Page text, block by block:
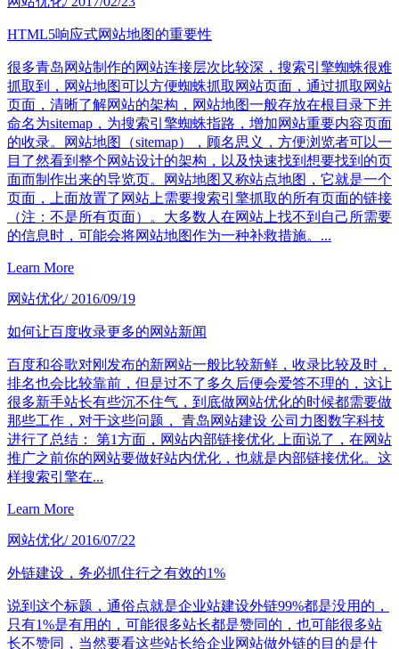
HTML5响应式网站地图的重要性
很多青岛网站制作的网站连接层次比较深，搜索引擎蜘蛛很难
抓取到，网站地图可以方便蜘蛛抓取网站页面，通过抓取网站
页面，清晰了解网站的架构，网站地图一般存放在根目录下并
命名为sitemap，为搜索引擎蜘蛛指路，增加网站重要内容页面
的收录。网站地图（sitemap），顾名思义，方便浏览者可以一
目了然看到整个网站设计的架构，以及快速找到想要找到的页
面而制作出来的导览页。网站地图又称站点地图，它就是一个
页面，上面放置了网站上需要搜索引擎抓取的所有页面的链接
（注：不是所有页面）。大多数人在网站上找不到自己所需要
的信息时，可能会将网站地图作为一种补救措施。...
Learn More
网站优化/ 2016/09/19
如何让百度收录更多的网站新闻
百度和谷歌对刚发布的新网站一般比较新鲜，收录比较及时，
排名也会比较靠前，但是过不了多久后便会爱答不理的，这让
很多新手站长有些沉不住气，到底做网站优化的时候都需要做
那些工作，对于这些问题， 青岛网站建设 公司力图数字科技
进行了总结： 第1方面，网站内部链接优化 上面说了，在网站
推广之前你的网站要做好站内优化，也就是内部链接优化。这
样搜索引擎在...
Learn More
网站优化/ 2016/07/22
外链建设，务必抓住行之有效的1%
说到这个标题，通俗点就是企业站建设外链99%都是没用的，
只有1%是有用的，可能很多站长都是赞同的，也可能很多站
长不赞同，当然要看这些站长给企业网站做外链的目的是什